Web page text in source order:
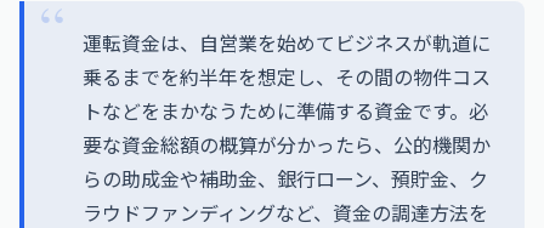
運転資金は、自営業を始めてビジネスが軌道に
乗るまでを約半年を想定し、その間の物件コス
トなどをまかなうために準備する資金です。必
要な資金総額の概算が分かったら、公的機関か
らの助成金や補助金、銀行ローン、預貯金、ク
ラウドファンディングなど、資金の調達方法を